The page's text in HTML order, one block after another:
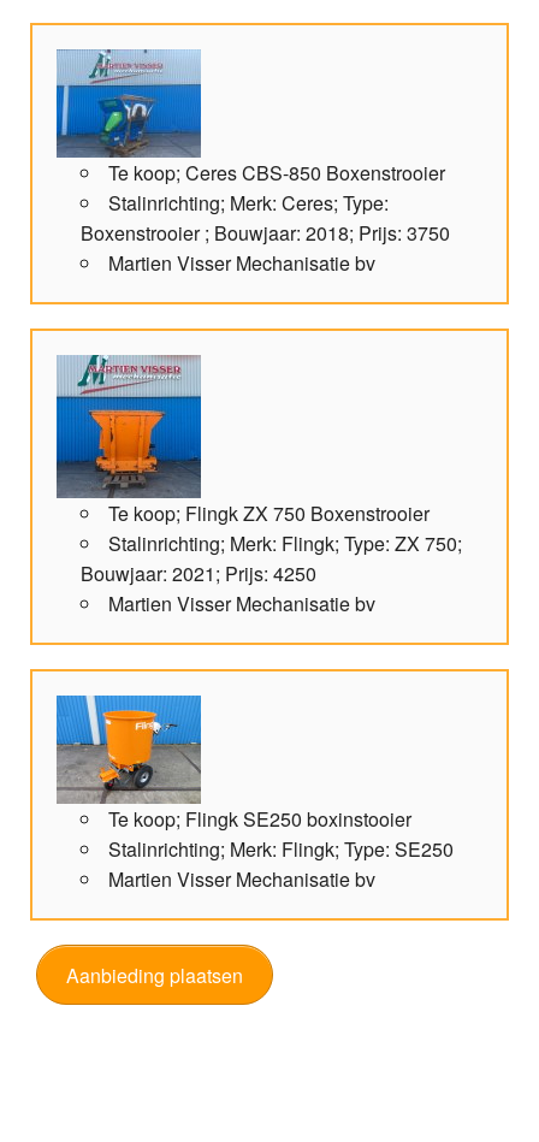
Te koop; Ceres CBS-850 Boxenstrooier
Stalinrichting; Merk: Ceres; Type:
Boxenstrooier ; Bouwjaar: 2018; Prijs: 3750
Martien Visser Mechanisatie bv
Te koop; Flingk ZX 750 Boxenstrooier
Stalinrichting; Merk: Flingk; Type: ZX 750;
Bouwjaar: 2021; Prijs: 4250
Martien Visser Mechanisatie bv
Te koop; Flingk SE250 boxinstooier
Stalinrichting; Merk: Flingk; Type: SE250
Martien Visser Mechanisatie bv
Aanbieding plaatsen